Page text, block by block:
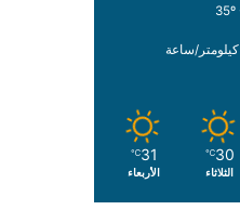
30
℃
الثلاثاء
31
℃
الأربعاء